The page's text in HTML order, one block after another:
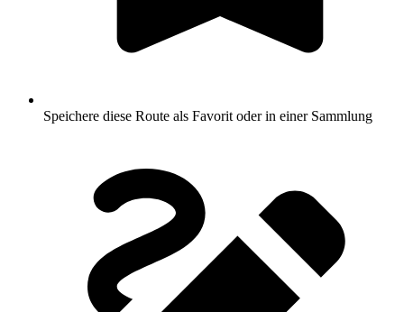
Speichere diese Route als Favorit oder in einer Sammlung